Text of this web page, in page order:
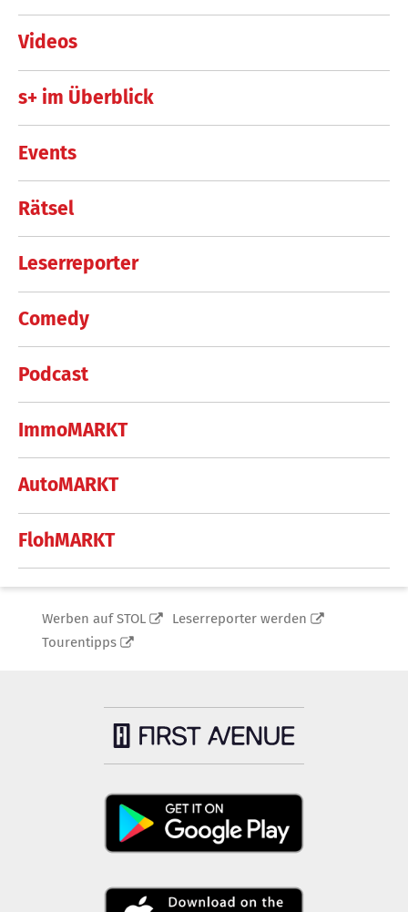
Videos
s+ im Überblick
Events
Rätsel
Leserreporter
Comedy
Podcast
ImmoMARKT
AutoMARKT
FlohMARKT
Werben auf STOL
Leserreporter werden
Tourentipps